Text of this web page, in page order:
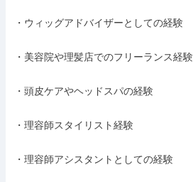
・ウィッグアドバイザーとしての経験
・美容院や理髪店でのフリーランス経験
・頭皮ケアやヘッドスパの経験
・理容師スタイリスト経験
・理容師アシスタントとしての経験